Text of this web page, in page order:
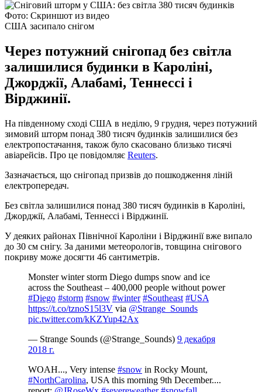
Фото: Скриншот из видео
США засипало снігом
Через потужний снігопад без світла
залишилися будинки в Кароліні,
Джорджії, Алабамі, Теннессі і
Вірджинії.
На південному сході США в неділю, 9 грудня, через потужний
зимовий шторм понад 380 тисяч будинків залишилися без
електропостачання, також було скасовано близько тисячі
авіарейсів. Про це повідомляє Reuters.
Зазначається, що снігопад призвів до пошкодження ліній
електропередач.
Без світла залишилися понад 380 тисяч будинків в Кароліні,
Джорджії, Алабамі, Теннессі і Вірджинії.
У деяких районах Північної Кароліни і Вірджинії вже випало
до 30 см снігу. За даними метеорологів, товщина снігового
покриву може досягти 46 сантиметрів.
Monster winter storm Diego dumps snow and ice
across the Southeast – 400,000 people without power
#Diego #storm #snow #winter #Southeast #USA
https://t.co/tznoS15l3V via @Strange_Sounds
pic.twitter.com/kKZYup42Ax
— Strange Sounds (@Strange_Sounds) 9 декабря
2018 г.
WOAH..., Very intense #snow in Rocky Mount,
#NorthCarolina, USA this morning 9th December....